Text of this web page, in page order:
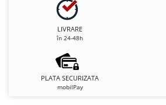
LIVRARE
în 24-48h
PLATA SECURIZATA
mobilPay